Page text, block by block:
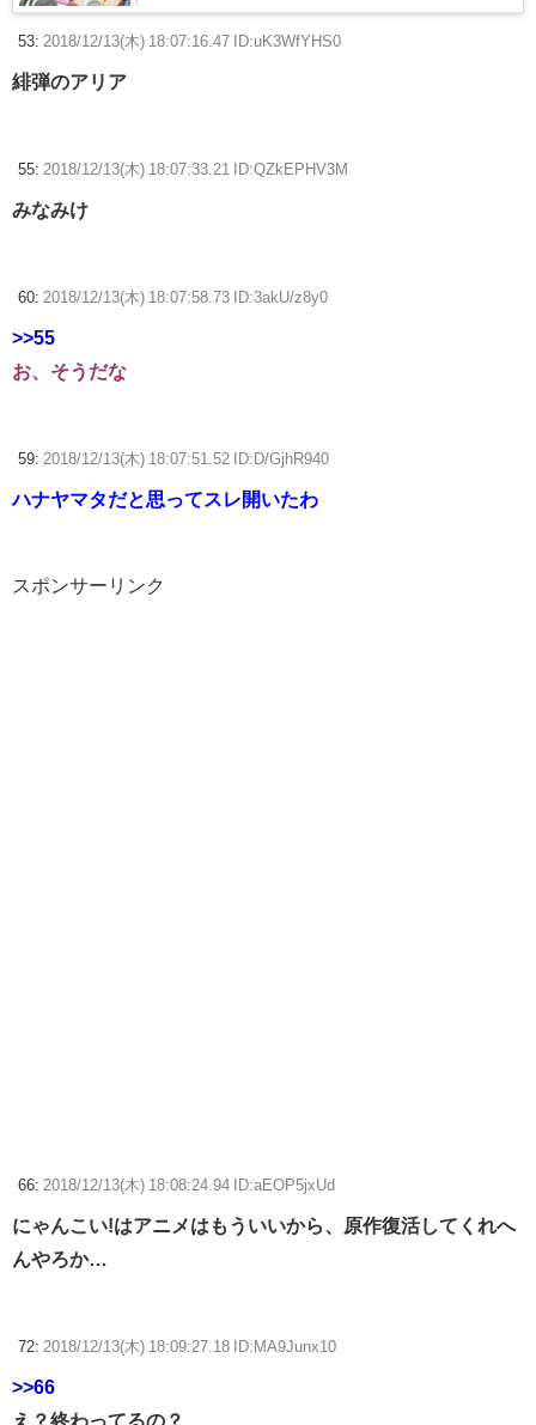
53: 2018/12/13(木) 18:07:16.47 ID:uK3WfYHS0
緋弾のアリア
55: 2018/12/13(木) 18:07:33.21 ID:QZkEPHV3M
みなみけ
60: 2018/12/13(木) 18:07:58.73 ID:3akU/z8y0
>>55
お、そうだな
59: 2018/12/13(木) 18:07:51.52 ID:D/GjhR940
ハナヤマタだと思ってスレ開いたわ
スポンサーリンク
66: 2018/12/13(木) 18:08:24.94 ID:aEOP5jxUd
にゃんこい!はアニメはもういいから、原作復活してくれへ
んやろか…
72: 2018/12/13(木) 18:09:27.18 ID:MA9Junx10
>>66
え？終わってるの？